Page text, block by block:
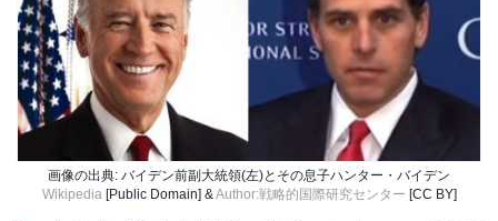
画像の出典: バイデン前副大統領(左)とその息子ハンター・バイデン
Wikipedia[Public Domain] &Author:戦略的国際研究センター [CC BY]